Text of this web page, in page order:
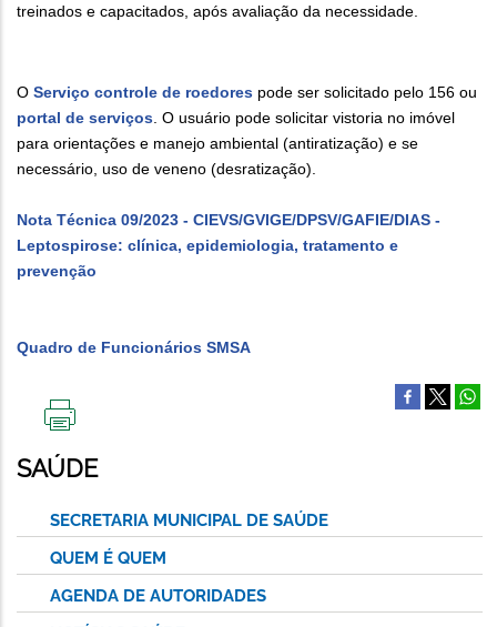
treinados e capacitados, após avaliação da necessidade.
O Serviço controle de roedores pode ser solicitado pelo 156 ou
portal de serviços . O usuário pode solicitar vistoria no imóvel
para orientações e manejo ambiental (antiratização) e se
necessário, uso de veneno (desratização).
Nota Técnica 09/2023 - CIEVS/GVIGE/DPSV/GAFIE/DIAS -
Leptospirose: clínica, epidemiologia, tratamento e
prevenção
Quadro de Funcionários SMSA
ESTA
PÁGINA
SAÚDE
SECRETARIA MUNICIPAL DE SAÚDE
QUEM É QUEM
AGENDA DE AUTORIDADES